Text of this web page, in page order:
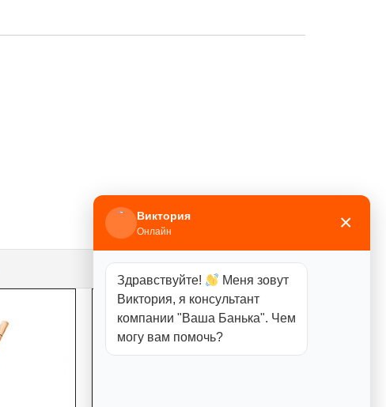
Виктория
Онлайн ×
Здравствуйте!
Меня зовут
Виктория, я консультант
компании "Ваша Банька". Чем
могу вам помочь?